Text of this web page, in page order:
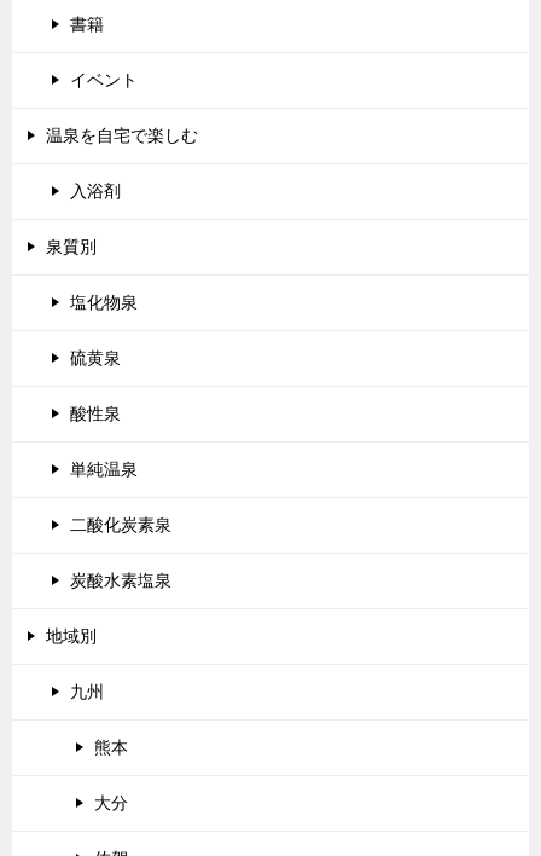
書籍
イベント
温泉を自宅で楽しむ
入浴剤
泉質別
塩化物泉
硫黄泉
酸性泉
単純温泉
二酸化炭素泉
炭酸水素塩泉
地域別
九州
熊本
大分